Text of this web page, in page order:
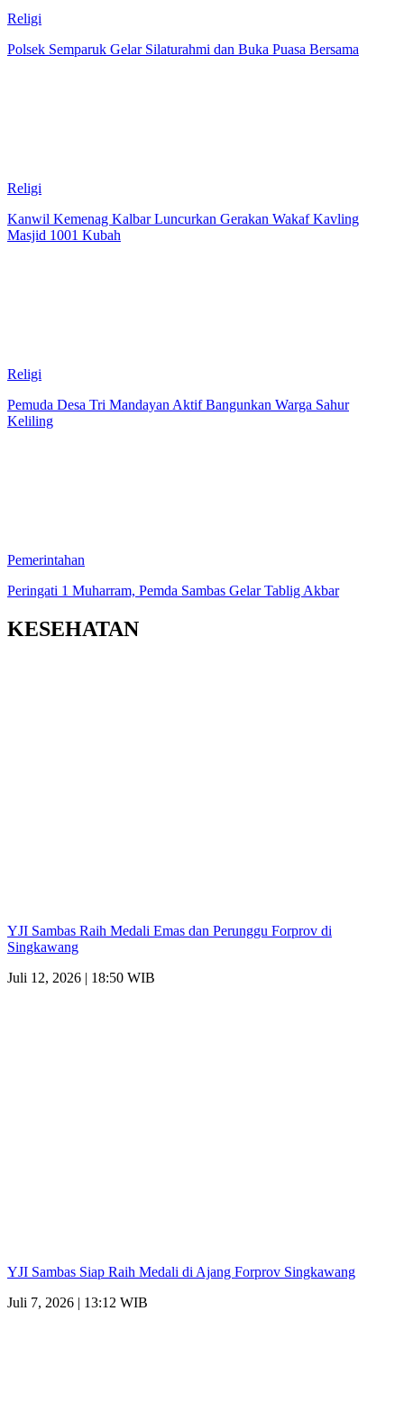
Religi
Polsek Semparuk Gelar Silaturahmi dan Buka Puasa Bersama
Religi
Kanwil Kemenag Kalbar Luncurkan Gerakan Wakaf Kavling
Masjid 1001 Kubah
Religi
Pemuda Desa Tri Mandayan Aktif Bangunkan Warga Sahur
Keliling
Pemerintahan
Peringati 1 Muharram, Pemda Sambas Gelar Tablig Akbar
KESEHATAN
YJI Sambas Raih Medali Emas dan Perunggu Forprov di
Singkawang
Juli 12, 2026 | 18:50 WIB
YJI Sambas Siap Raih Medali di Ajang Forprov Singkawang
Juli 7, 2026 | 13:12 WIB